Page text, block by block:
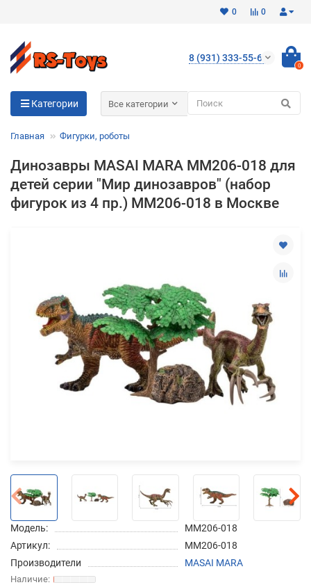
0
0
8 (931) 333-55-65
0
Категории Все категории
Главная Фигурки, роботы
Динозавры MASAI MARA MM206-018 для
детей серии "Мир динозавров" (набор
фигурок из 4 пр.) MM206-018 в Москве
Модель:
MM206-018
Артикул:
MM206-018
Производители
MASAI MARA
Разбейте
без переплат
Добавляйте товары
в корзину
Получайте товар
выбранный способом
списыватьсяс вашей карты
по 25%каждые 2 недели